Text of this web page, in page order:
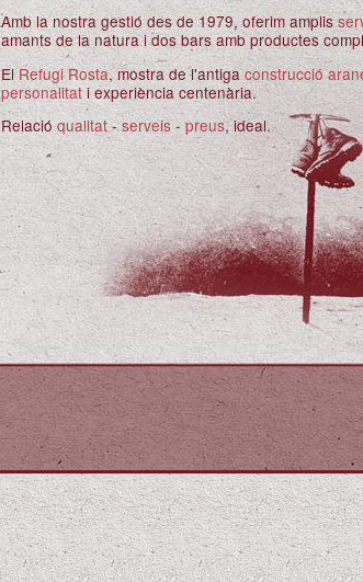
Amb la nostra gestió des de 1979, oferim amplis
amants de la natura i dos bars amb productes
El Refugi Rosta, mostra de l'antigaconstrucció
personalitati experiència centenària.
Relació qualitat-serveis-preus, ideal.